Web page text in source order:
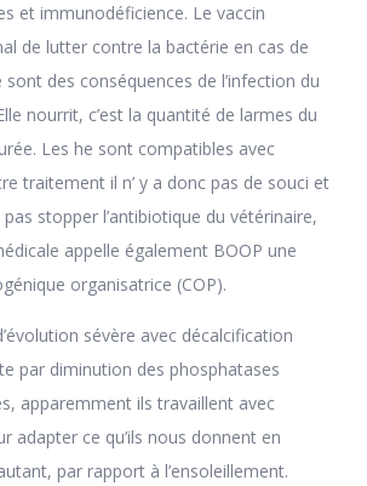
et immunodéficience. Le vaccin
de lutter contre la bactérie en cas de
des conséquences de l’infection du
nourrit, c’est la quantité de larmes du
Les he sont compatibles avec
traitement il n’ y a donc pas de souci et
pas stopper l’antibiotique du vétérinaire,
appelle également BOOP une
organisatrice (COP).
sévère avec décalcification
par diminution des phosphatases
apparemment ils travaillent avec
adapter ce qu’ils nous donnent en
par rapport à l’ensoleillement.